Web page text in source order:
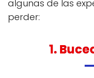
algunas de las
perder:
1.